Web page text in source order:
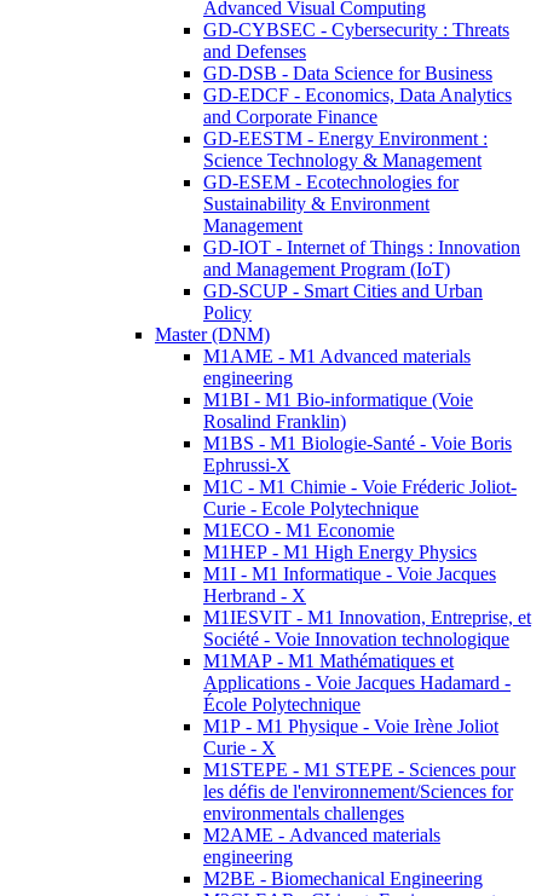
Advanced Visual Computing
GD-CYBSEC - Cybersecurity : Threats
and Defenses
GD-DSB - Data Science for Business
GD-EDCF - Economics, Data Analytics
and Corporate Finance
GD-EESTM - Energy Environment :
Science Technology & Management
GD-ESEM - Ecotechnologies for
Sustainability & Environment
Management
GD-IOT - Internet of Things : Innovation
and Management Program (IoT)
GD-SCUP - Smart Cities and Urban
Policy
Master (DNM)
M1AME - M1 Advanced materials
engineering
M1BI - M1 Bio-informatique (Voie
Rosalind Franklin)
M1BS - M1 Biologie-Santé - Voie Boris
Ephrussi-X
M1C - M1 Chimie - Voie Fréderic Joliot-
Curie - Ecole Polytechnique
M1ECO - M1 Economie
M1HEP - M1 High Energy Physics
M1I - M1 Informatique - Voie Jacques
Herbrand - X
M1IESVIT - M1 Innovation, Entreprise, et
Société - Voie Innovation technologique
M1MAP - M1 Mathématiques et
Applications - Voie Jacques Hadamard -
École Polytechnique
M1P - M1 Physique - Voie Irène Joliot
Curie - X
M1STEPE - M1 STEPE - Sciences pour
les défis de l'environnement/Sciences for
environmentals challenges
M2AME - Advanced materials
engineering
M2BE - Biomechanical Engineering